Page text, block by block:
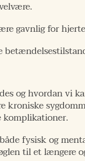
gavnlig for
og hvordan vi
kroniske
komplikationer.
fysisk og
til et længere